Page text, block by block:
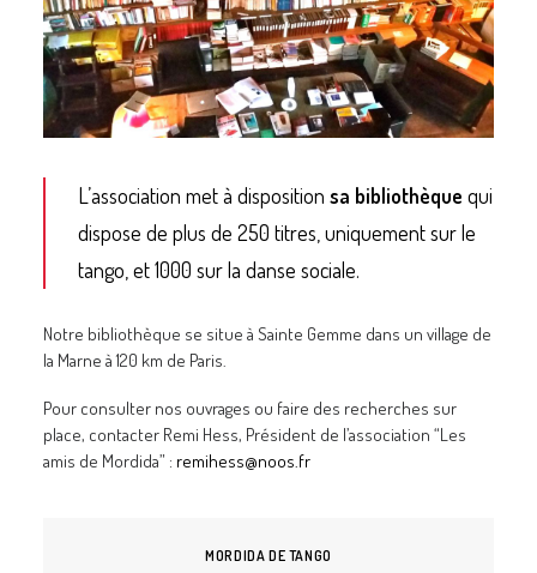
L’association met à disposition sa bibliothèque qui
dispose de plus de 250 titres, uniquement sur le
tango, et 1000 sur la danse sociale.
Notre bibliothèque se situe à Sainte Gemme dans un village de
la Marne à 120 km de Paris.
Pour consulter nos ouvrages ou faire des recherches sur
place, contacter Remi Hess, Président de l’association “Les
amis de Mordida” : remihess@noos.fr
MORDIDA DE TANGO